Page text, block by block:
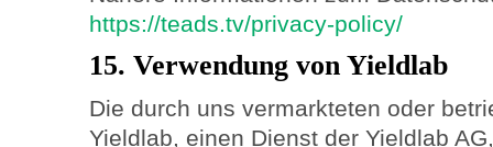
https://teads.tv/privacy-policy/
15. Verwendung von Yieldlab
Die durch uns vermarkteten oder
Yieldlab, einen Dienst der Yieldlab